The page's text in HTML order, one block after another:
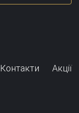
Контакти Акції